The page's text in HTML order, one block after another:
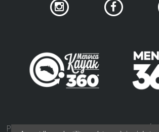
PRIVACITAT DE XARXES SOCIALS